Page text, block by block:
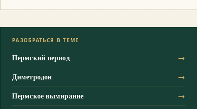
РАЗОБРАТЬСЯ В ТЕМЕ
Пермский период →
Диметродон
→
Пермское вымирание
→